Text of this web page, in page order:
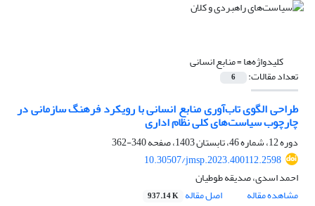
کلیدواژه‌ها =منابع انسانی
تعداد مقالات: 6
طراحی الگوی تاب‌آوری منابع انسانی با رویکرد فرهنگ سازمانی در
چارچوب سیاست‌های کلی نظام اداری
دوره 12، شماره 46، تابستان 1403، صفحه
340-362
10.30507/jmsp.2023.400112.2598
احمد اسدی، صدیقه طوطیان
مشاهده مقاله
اصل مقاله 937.14 K